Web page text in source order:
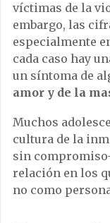
víctimas de la
embargo, las
especialmente
cada caso hay
un síntoma de
amor y de la
Muchos
cultura de la
sin
relación en los
no como